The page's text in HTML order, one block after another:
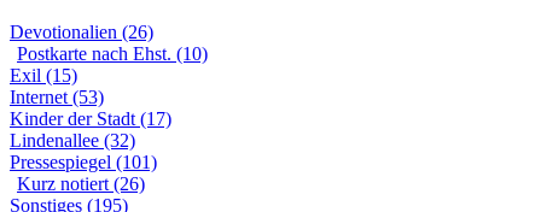
Devotionalien (26)
Postkarte nach Ehst. (10)
Exil (15)
Internet (53)
Kinder der Stadt (17)
Lindenallee (32)
Pressespiegel (101)
Kurz notiert (26)
Sonstiges (195)